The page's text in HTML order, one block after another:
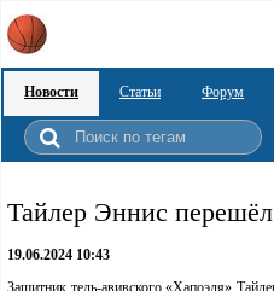
Новости Статьи Форум
Тайлер Эннис
19.06.2024 10:43
Защитник тель-авивского «Хапоэля»